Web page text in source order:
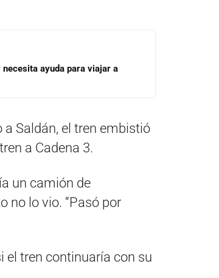
ayuda para viajar a
a Saldán, el tren embistió
a Cadena 3.
un camión de
no lo vio. “Pasó por
el tren continuaría con su